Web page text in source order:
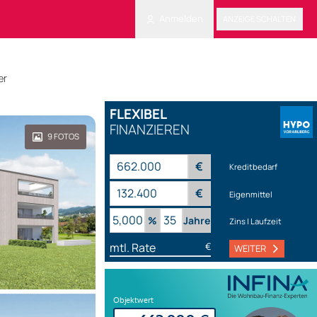
FLEXIBEL
FINANZIEREN
€ Kreditbedarf
€ Eigenmittel
% Jahre Zins | Laufzeit
mtl. Rate € WEITER
9FOTOS